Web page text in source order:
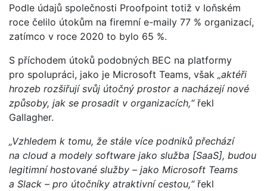
Podle údajů společnosti Proofpoint totiž v loňském
roce čelilo útokům na firemní e-maily 77 % organizací,
zatímco v roce 2020 to bylo 65 %.
S příchodem útoků podobných BEC na platformy
pro spolupráci, jako je Microsoft Teams, však „aktéři
hrozeb rozšiřují svůj útočný prostor a nacházejí nové
způsoby, jak se prosadit v organizacích,“řekl
Gallagher.
„Vzhledem k tomu, že stále více podniků přechází
na cloud a modely software jako služba [SaaS], budou
legitimní hostované služby – jako Microsoft Teams
a Slack – pro útočníky atraktivní cestou,“řekl